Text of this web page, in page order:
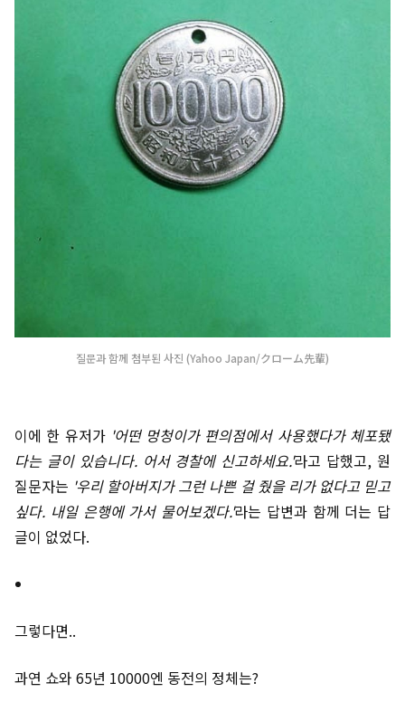
질문과 함께 첨부된 사진 (Yahoo Japan/クローム先輩)
이에 한 유저가 '어떤 멍청이가 편의점에서 사용했다가 체포됐
다는 글이 있습니다. 어서 경찰에 신고하세요.'라고 답했고, 원
질문자는 '우리 할아버지가 그런 나쁜 걸 줬을 리가 없다고 믿고
싶다. 내일 은행에 가서 물어보겠다.'라는 답변과 함께 더는 답
글이 없었다.
그렇다면..
과연 쇼와 65년 10000엔 동전의 정체는?